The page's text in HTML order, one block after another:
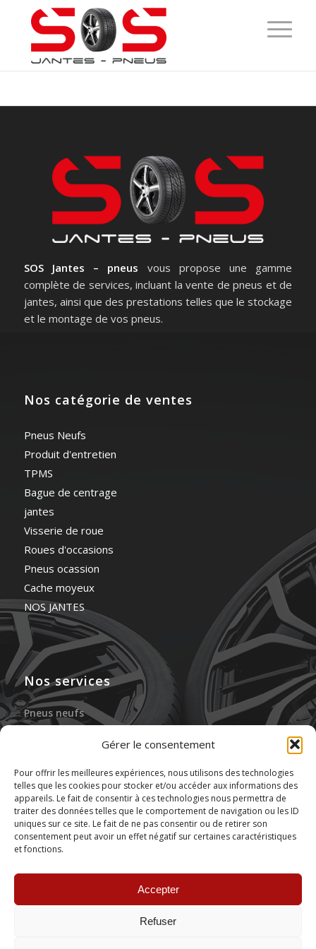
Gérer le consentement
Pour offrir les meilleures expériences, nous utilisons des technologies
telles que les cookies pour stocker et/ou accéder aux informations des
appareils. Le fait de consentir à ces technologies nous permettra de
traiter des données telles que le comportement de navigation ou les ID
uniques sur ce site. Le fait de ne pas consentir ou de retirer son
consentement peut avoir un effet négatif sur certaines caractéristiques
et fonctions.
Accepter
Refuser
SOS Jantes – pneus vous propose une gamme
complète de services, incluant la vente de pneus et de
jantes, ainsi que des prestations telles que le stockage
et le montage de vos pneus.
Nos catégorie de ventes
Pneus Neufs
Produit d'entretien
TPMS
Bague de centrage
jantes
Visserie de roue
Roues d'occasions
Pneus ocassion
Cache moyeux
NOS JANTES
Nos services
Pneus neufs
Gonflage à l’azote
Réparation des pneus
Stockage de pneus
Montage de pneus